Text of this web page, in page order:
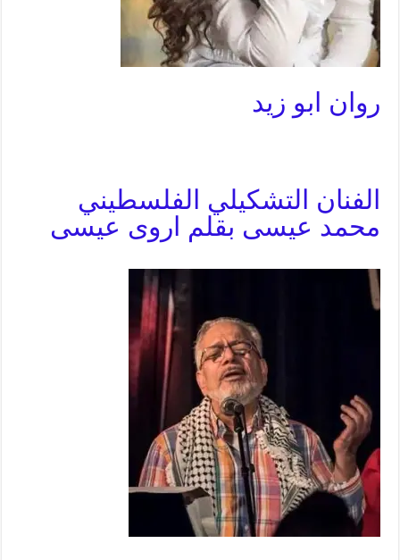
روان ابو زيد
الفنان التشكيلي الفلسطيني
محمد عيسى بقلم اروى عيسى